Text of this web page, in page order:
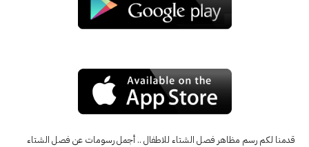
قدمنا لكم رسم مظاهر فصل الشتاء للاطفال .. أجمل رسومات عن فصل الشتاء